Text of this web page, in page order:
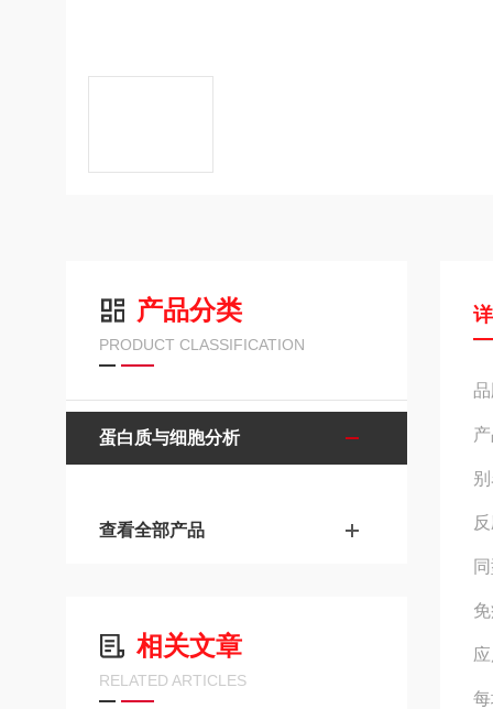
产品分类
PRODUCT CLASSIFICATION
蛋白质与细胞分析
查看全部产品
相关文章
RELATED ARTICLES